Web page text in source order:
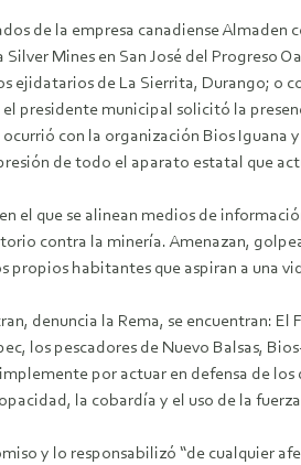
de la empresa canadiense
Mines en San José del Progreso
ejidatarios de La Sierrita, Durango;
el presidente municipal solicitó la
con la organización Bios
de todo el aparato estatal que
el que se alinean medios de
contra la minería. Amenazan,
propios habitantes que aspiran a una
denuncia la Rema, se encuentran:
los pescadores de Nuevo Balsas,
por actuar en defensa de
la cobardía y el uso de la
y lo responsabilizó “de cualquier